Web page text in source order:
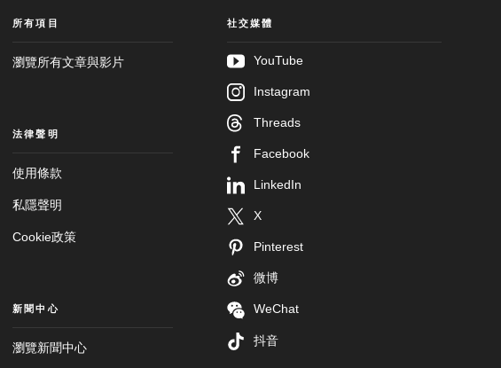
所有項目
瀏覽所有文章與影片
法律聲明
使用條款
私隱聲明
Cookie政策
新聞中心
瀏覽新聞中心
社交媒體
YouTube
Instagram
Threads
Facebook
LinkedIn
X
Pinterest
微博
WeChat
抖音